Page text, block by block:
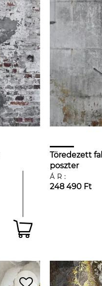
Töredezett
poszter
ÁR:
248 490 Ft